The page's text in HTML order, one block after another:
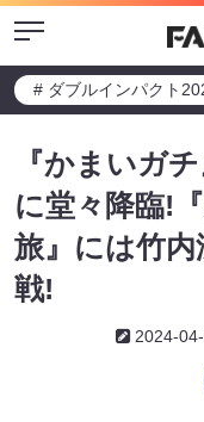
Menu
# ダブルインパクト
『かまいガ
に堂々降臨!
旅』には竹
戦!
2024-